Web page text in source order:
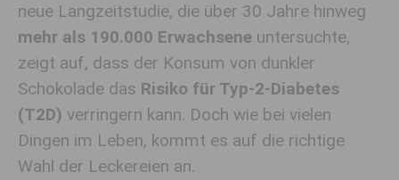
neue Langzeitstudie, die über 30 Jahre hinweg
mehr als 190.000 Erwachsene untersuchte,
zeigt auf, dass der Konsum von dunkler
Schokolade das Risiko für Typ-2-Diabetes
(T2D) verringern kann. Doch wie bei vielen
Dingen im Leben, kommt es auf die richtige
Wahl der Leckereien an.